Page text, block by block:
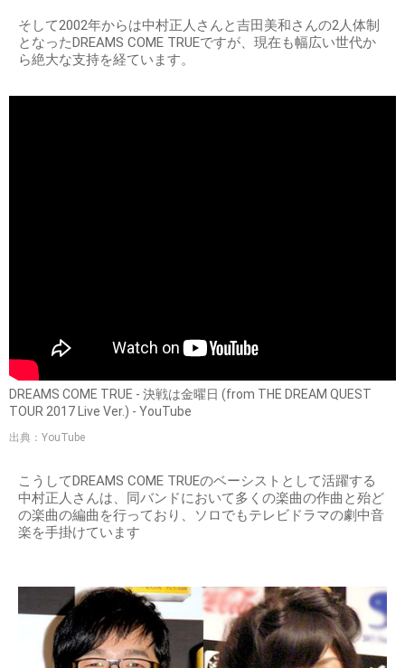
そして2002年からは中村正人さんと吉田美和さんの2人体制
となったDREAMS COME TRUEですが、現在も幅広い世代か
ら絶大な支持を経ています。
DREAMS COME TRUE - 決戦は金曜日 (from THE DREAM QUEST
TOUR 2017 Live Ver.) - YouTube
出典：YouTube
こうしてDREAMS COME TRUEのベーシストとして活躍する
中村正人さんは、同バンドにおいて多くの楽曲の作曲と殆ど
の楽曲の編曲を行っており、ソロでもテレビドラマの劇中音
楽を手掛けています